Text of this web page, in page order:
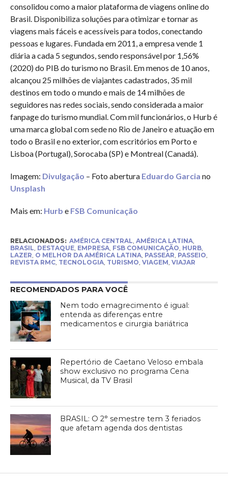
consolidou como a maior plataforma de viagens online do
Brasil. Disponibiliza soluções para otimizar e tornar as
viagens mais fáceis e acessíveis para todos, conectando
pessoas e lugares. Fundada em 2011, a empresa vende 1
diária a cada 5 segundos, sendo responsável por 1,56%
(2020) do PIB do turismo no Brasil. Em menos de 10 anos,
alcançou 25 milhões de viajantes cadastrados, 35 mil
destinos em todo o mundo e mais de 14 milhões de
seguidores nas redes sociais, sendo considerada a maior
fanpage do turismo mundial. Com mil funcionários, o Hurb é
uma marca global com sede no Rio de Janeiro e atuação em
todo o Brasil e no exterior, com escritórios em Porto e
Lisboa (Portugal), Sorocaba (SP) e Montreal (Canadá).
Imagem: Divulgação – Foto abertura Eduardo Garcia no
Unsplash
Mais em: Hurb e FSB Comunicação
RELACIONADOS: AMÉRICA CENTRAL AMÉRICA LATINA,
BRASIL DESTAQUE, EMPRESA, FSB COMUNICAÇÃO HURB,
LAZER O MELHOR DA AMÉRICA LATINA, PASSEAR PASSEIO
REVISTA RMC, TECNOLOGIA, TURISMO VIAGEM VIAJAR
RECOMENDADOS PARA VOCÊ
Nem todo emagrecimento é igual:
entenda as diferenças entre
medicamentos e cirurgia bariátrica
Repertório de Caetano Veloso embala
show exclusivo no programa Cena
Musical, da TV Brasil
BRASIL: O 2° semestre tem 3 feriados
que afetam agenda dos dentistas